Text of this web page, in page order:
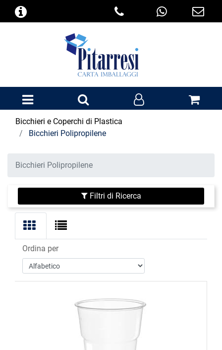
Open menu
Bicchieri e Coperchi di Plastica
Bicchieri Polipropilene
Bicchieri Polipropilene
Filtri di Ricerca
Ordina per